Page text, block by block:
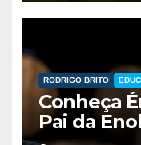
com a
RODRIGO BRITO
Conheça
Pai da